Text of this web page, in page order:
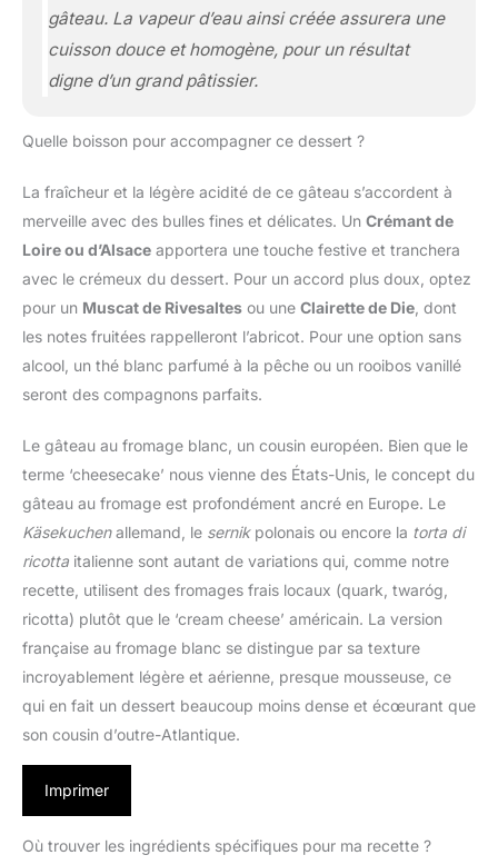
gâteau. La vapeur d’eau ainsi créée assurera une
cuisson douce et homogène, pour un résultat
digne d’un grand pâtissier.
Quelle boisson pour accompagner ce dessert ?
La fraîcheur et la légère acidité de ce gâteau s’accordent à
merveille avec des bulles fines et délicates. Un Crémant de
Loire ou d’Alsace apportera une touche festive et tranchera
avec le crémeux du dessert. Pour un accord plus doux, optez
pour un Muscat de Rivesaltes ou une Clairette de Die , dont
les notes fruitées rappelleront l’abricot. Pour une option sans
alcool, un thé blanc parfumé à la pêche ou un rooibos vanillé
seront des compagnons parfaits.
Le gâteau au fromage blanc, un cousin européen. Bien que le
terme ‘cheesecake’ nous vienne des États-Unis, le concept du
gâteau au fromage est profondément ancré en Europe. Le
Käsekuchenallemand, le sernikpolonais ou encore la torta di
ricotta italienne sont autant de variations qui, comme notre
recette, utilisent des fromages frais locaux (quark, twaróg,
ricotta) plutôt que le ‘cream cheese’ américain. La version
française au fromage blanc se distingue par sa texture
incroyablement légère et aérienne, presque mousseuse, ce
qui en fait un dessert beaucoup moins dense et écœurant que
son cousin d’outre-Atlantique.
Imprimer
Où trouver les ingrédients spécifiques pour ma recette ?